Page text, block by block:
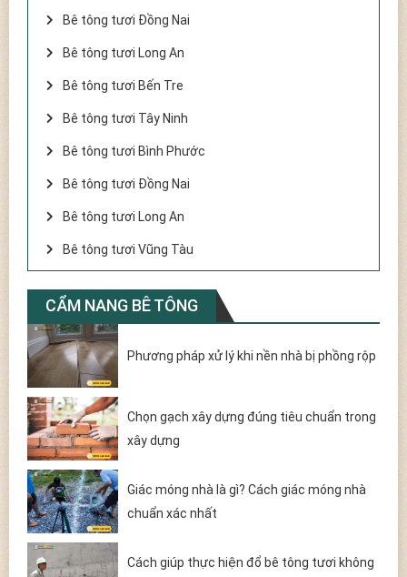
Bê tông tươi Đồng Nai
Bê tông tươi Long An
Bê tông tươi Bến Tre
Bê tông tươi Tây Ninh
Bê tông tươi Bình Phước
Bê tông tươi Đồng Nai
Bê tông tươi Long An
Bê tông tươi Vũng Tàu
CẨM NANG BÊ TÔNG
Phương pháp xử lý khi nền nhà bị phồng rộp
Chọn gạch xây dựng đúng tiêu chuẩn trong
xây dựng
Giác móng nhà là gì? Cách giác móng nhà
chuẩn xác nhất
Cách giúp thực hiện đổ bê tông tươi không